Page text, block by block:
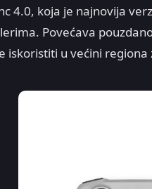
4.0, koja je najnovija
Povećava
iskoristiti u većini